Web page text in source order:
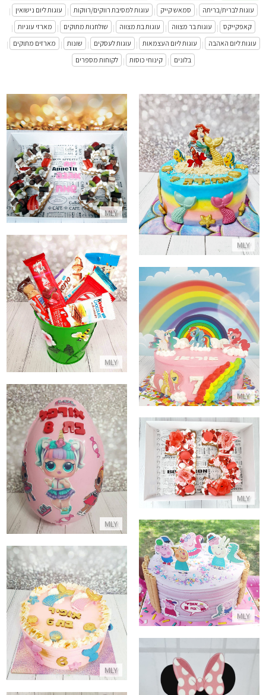
עוגות לברית/בריתה
| סמאש קייק | עוגות למסיבת רווקים/רווקות | עוגות ליום נישואין
|
קאפקייקס | עוגות בר מצווה | עוגות בת מצווה | שולחנות מתוקים | מארזי עוגיות |
עוגות ליום האהבה
| עוגות ליום העצמאות | עוגות לעסקים | שונות | מארזים מתוקים
|
בלונים
| קינוחי כוסות | לקוחות מספרים
MLY
מארז לבבות ליום אהבה שמח
התקשר/י
MLY
עוגת בת הים
התקשר/י
MLY
מארז קינדרים
התקשר/י
MLY
עוגת חד קרן של פוני קטן
התקשר/י
MLY
ביצת שוקולד לול
התקשר/י
MLY
עוגת מספרים פירות ונשיקות לגיל 13
התקשר/י
MLY
עוגה מעוצבת פפה
התקשר/י
MLY
עוגת בת ים
התקשר/י